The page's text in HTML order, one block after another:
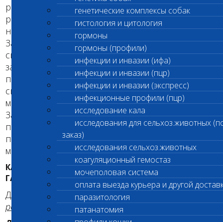
генетические комплексы собак
гистология и цитология
гормоны
гормоны (профили)
инфекции и инвазии (ифа)
инфекции и инвазии (пцр)
инфекции и инвазии (экспресс)
инфекционные профили (пцр)
исследование кала
исследования для сельхоз.животных
заказ)
исследования сельхоз.животных
коагуляционный гемостаз
мочеполовая система
оплата выезда курьера и другой
паразитология
патанатомия
работы) бета-галактозидазы у больных собак
развиваются и прогрессируют
нейрологические нарушения.
Заболевание сопровождается различными
симптомами: нарушением зрения, летаргией,
затрудненным передвижением. Первые
признаки нарушений центральной нервной
системы проявляются в среднем в возрасте 5-7
месяцев и быстро прогрессируют.
Заболевание настолько серьезно, что
подверженные ганглиозидозу собаки, как
правило, не доживают до возраста 8-12
месяцев.
КАК НАСЛЕДУЕТСЯ НЕДОСТАТОЧНОСТЬ БЕТА-
ГАЛАКТОЗИДАЗЫ СОБАК?
Для заболевания показанаутосомно-
рецессивный характер наследования.